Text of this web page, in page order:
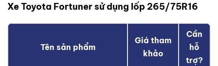
Xe Toyota Fortuner sử dụng lốp 265/75R16
Tên sản phẩm
Giá tham
khảo
Cần
hỗ
trợ?